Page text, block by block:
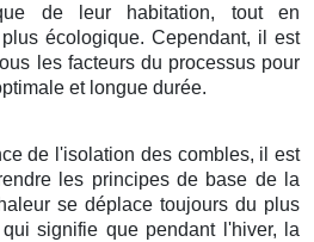
de leur habitation, tout en
écologique. Cependant, il est
les facteurs du processus pour
et longue durée.
de l'isolation des combles, il est
les principes de base de la
se déplace toujours du plus
signifie que pendant l'hiver, la